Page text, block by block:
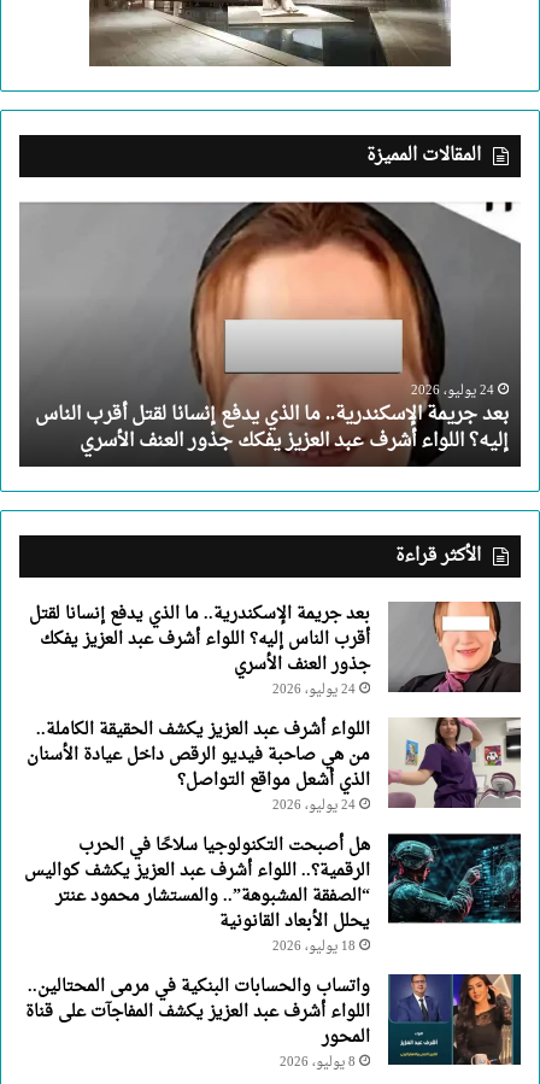
المقالات المميزة
بعد
جريمة
لقتل
أقرب
الناس
إليه؟
اللواء
أشرف
عبد
العزيز
جذور
العنف
الأسري
24 يوليو، 2026
بعد جريمة الإسكندرية.. ما الذي يدفع إنسانا لقتل أقرب الناس
إليه؟ اللواء أشرف عبد العزيز يفكك جذور العنف الأسري
الأكثر قراءة
بعد جريمة الإسكندرية.. ما الذي يدفع إنسانا لقتل
أقرب الناس إليه؟ اللواء أشرف عبد العزيز يفكك
جذور العنف الأسري
24 يوليو، 2026
اللواء أشرف عبد العزيز يكشف الحقيقة الكاملة..
من هي صاحبة فيديو الرقص داخل عيادة الأسنان
الذي أشعل مواقع التواصل؟
24 يوليو، 2026
هل أصبحت التكنولوجيا سلاحًا في الحرب
الرقمية؟.. اللواء أشرف عبد العزيز يكشف كواليس
“الصفقة المشبوهة”.. والمستشار محمود عنتر
يحلل الأبعاد القانونية
18 يوليو، 2026
واتساب والحسابات البنكية في مرمى المحتالين..
اللواء أشرف عبد العزيز يكشف المفاجآت على قناة
المحور
8 يوليو، 2026